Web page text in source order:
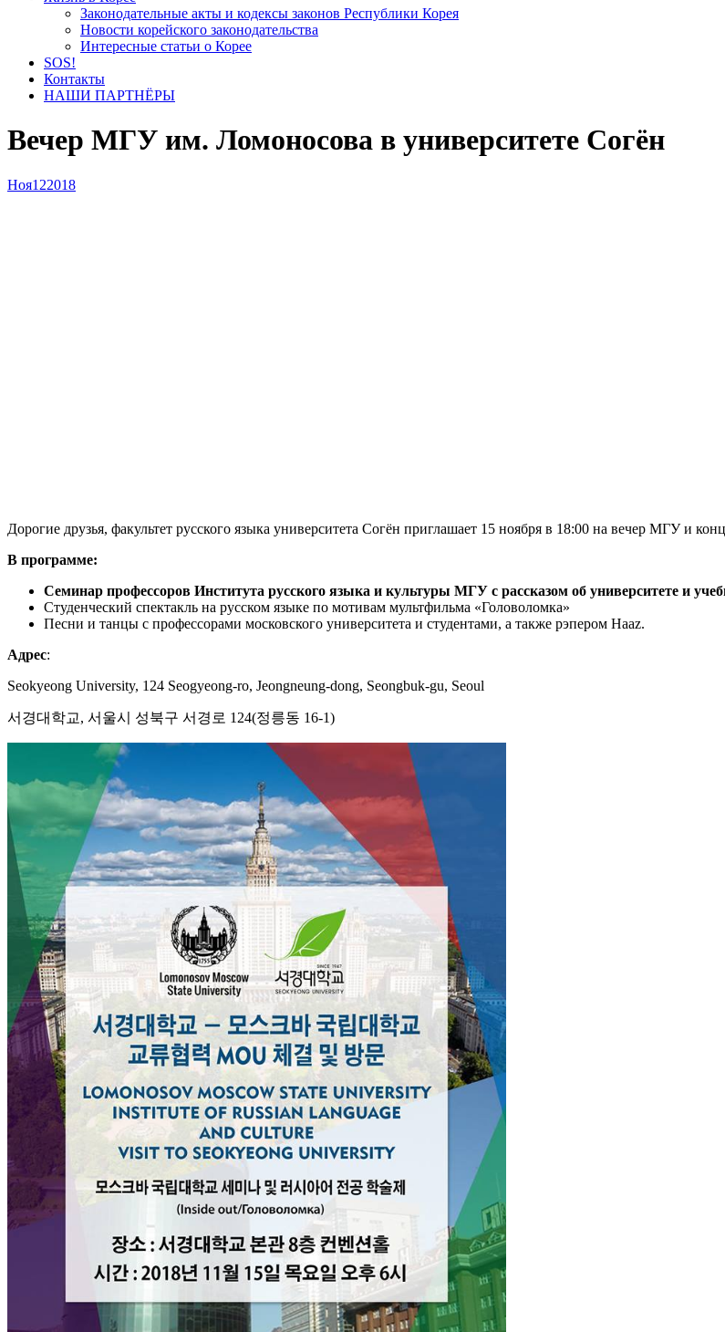
Законодательные акты и кодексы законов Республики Корея
Новости корейского законодательства
Интересные статьи о Корее
SOS!
Контакты
НАШИ ПАРТНЁРЫ
Вечер МГУ им. Ломоносова в университете Согён
Ноя122018
Дорогие друзья, факультет русского языка университета Согён приглашает 15 ноября в 18:00 на вечер МГУ и
В программе:
Семинар профессоров Института русского языка и культуры МГУ с рассказом об университете и
Студенческий спектакль на русском языке по мотивам мультфильма «Головоломка»
Песни и танцы с профессорами московского университета и студентами, а также рэпером Haaz.
Адрес:
Seokyeong University, 124 Seogyeong-ro, Jeongneung-dong, Seongbuk-gu, Seoul
서경대학교, 서울시 성북구 서경로 124(정릉동 16-1)